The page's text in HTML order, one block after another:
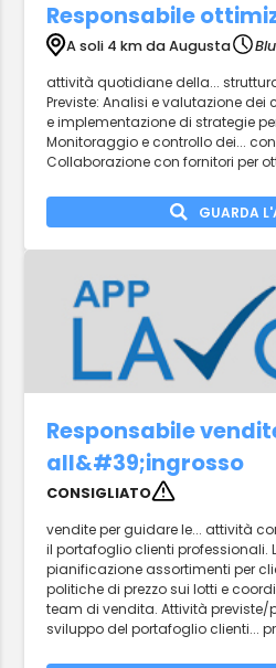
Responsabile
A soli 4 km da Augusta
attività quotidiane della...
Previste: Analisi e valutazione
e implementazione di strategie
Monitoraggio e controllo dei...
Collaborazione con fornitori per
GUARDA
Responsabile
all&#39;ingrosso
CONSIGLIATO
vendite per guidare le... attività
il portafoglio clienti professionali.
pianificazione assortimenti per
politiche di prezzo sui lotti e
team di vendita. Attività previste/
sviluppo del portafoglio clienti...